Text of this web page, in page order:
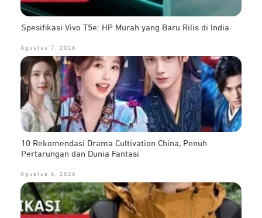
Spesifikasi Vivo T5e: HP Murah yang Baru Rilis di India
Agustus 7, 2026
10 Rekomendasi Drama Cultivation China, Penuh
Pertarungan dan Dunia Fantasi
Agustus 6, 2026